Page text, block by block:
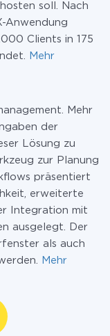
soll. Nach
Anwendung
Clients in 175
Mehr
Mehr
der
Lösung zu
zur Planung
präsentiert
erweiterte
Integration mit
ausgelegt. Der
als auch
Mehr